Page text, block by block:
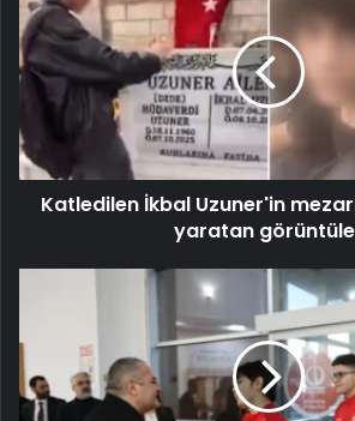
Katledilen İkbal Uzuner'in
yaratan